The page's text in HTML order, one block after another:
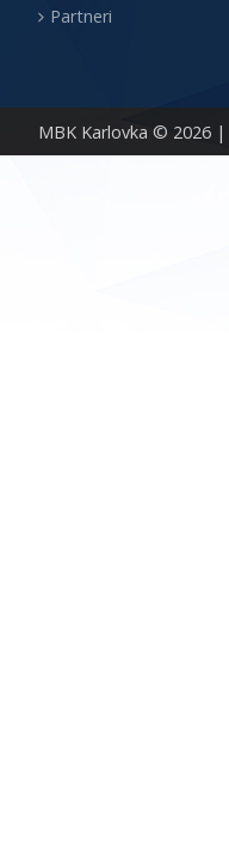
MBK Karlovka © 2026 |
Partneri